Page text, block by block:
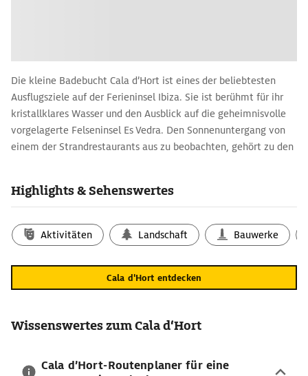
Die kleine Badebucht Cala d’Hort ist eines der beliebtesten
Ausflugsziele auf der Ferieninsel Ibiza. Sie ist berühmt für ihr
kristallklares Wasser und den Ausblick auf die geheimnisvolle
vorgelagerte Felseninsel Es Vedra. Den Sonnenuntergang von
einem der Strandrestaurants aus zu beobachten, gehört zu den
Cala d’Hort-Reisetipps: Traumbucht für
Erholungssuchende
Etwa 10 min vom StädtchenSant Josep de sa Talaiaentfernt
wartet am südwestlichen Zipfel von Ibiza der Strand von Cala
eher kieseligen Bereich. Zumindest in der Hauptsaison kann es
recht voll werden, wenn viele Ausflüglerinnen und Ausflügler
Strand zu verbringen.
Entlang der felsigen Küste gibt es im Reiseführer weitere
Highlights & Sehenswertes
Aktivitäten Landschaft Bauwerke
Cala d'Hort entdecken
Wissenswertes zum Cala d‘Hort
Cala d’Hort-Routenplaner für eine